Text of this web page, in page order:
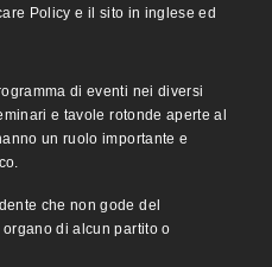
Policy e il sito in inglese ed
di eventi nei diversi
e tavole rotonde aperte al
un ruolo importante e
che non gode del
di alcun partito o